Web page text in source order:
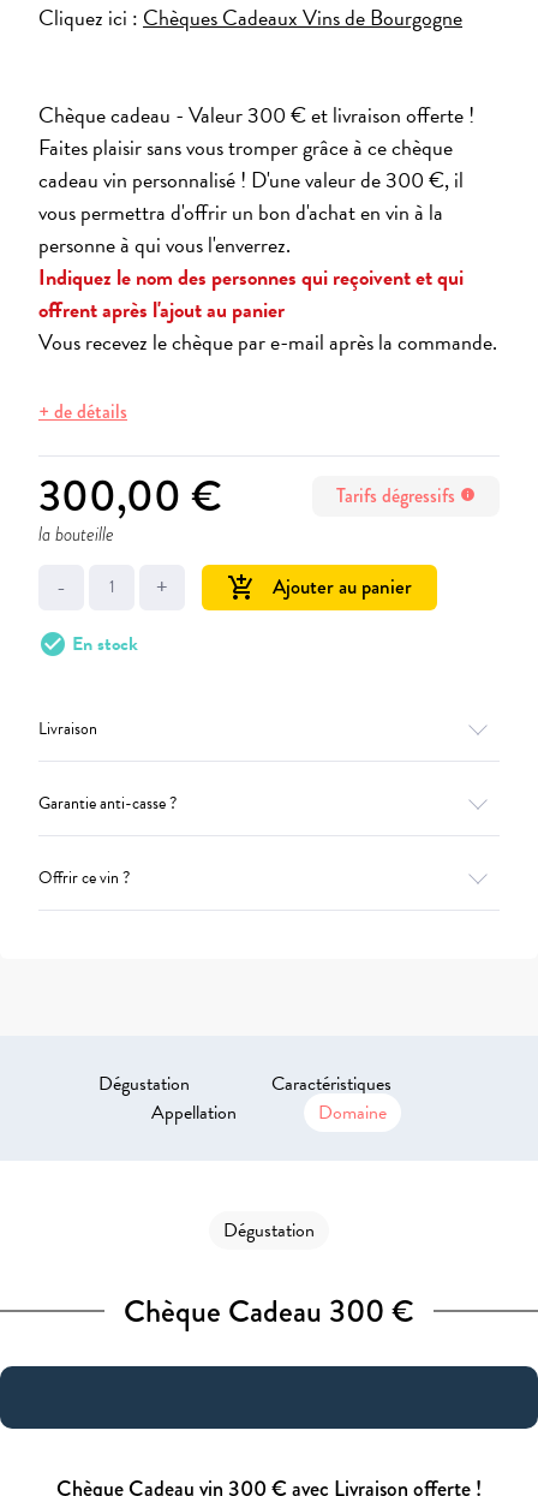
Cliquez ici :Chèques Cadeaux Vins de Bourgogne
Chèque cadeau - Valeur 300 € et livraison offerte !
Faites plaisir sans vous tromper grâce à ce chèque
cadeau vin personnalisé ! D'une valeur de 300 €, il
vous permettra d'offrir un bon d'achat en vin à la
personne à qui vous l'enverrez.
Indiquez le nom des personnes qui reçoivent et qui
offrent après l'ajout au panier
Vous recevez le chèque par e-mail après la commande.
+ de détails
300,00 € Tarifs dégressifs info
la bouteille
- + add_shopping_cart Ajouter au panier
check_circle En stock
Livraison
Garantie anti-casse ?
Offrir ce vin ?
Dégustation
Caractéristiques
Appellation
Domaine
Dégustation
Chèque Cadeau 300 €
Chèque Cadeau vin 300 € avec Livraison offerte !